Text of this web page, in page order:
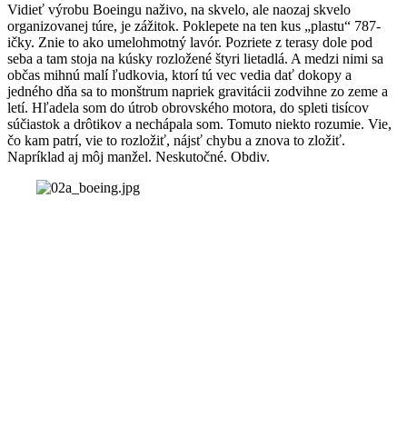
Vidieť výrobu Boeingu naživo, na skvelo, ale naozaj skvelo
organizovanej túre, je zážitok. Poklepete na ten kus „plastu“ 787-
ičky. Znie to ako umelohmotný lavór. Pozriete z terasy dole pod
seba a tam stoja na kúsky rozložené štyri lietadlá. A medzi nimi sa
občas mihnú malí ľudkovia, ktorí tú vec vedia dať dokopy a
jedného dňa sa to monštrum napriek gravitácii zodvihne zo zeme a
letí. Hľadela som do útrob obrovského motora, do spleti tisícov
súčiastok a drôtikov a nechápala som. Tomuto niekto rozumie. Vie,
čo kam patrí, vie to rozložiť, nájsť chybu a znova to zložiť.
Napríklad aj môj manžel. Neskutočné. Obdiv.